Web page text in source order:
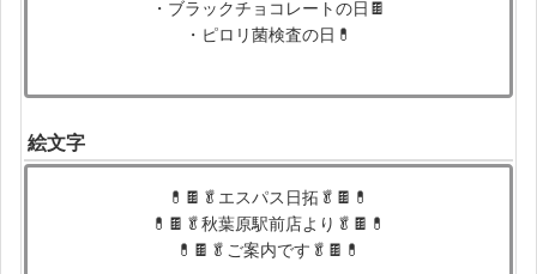
・ブラックチョコレートの日🍫
・ピロリ菌検査の日💊
絵文字
💊🍫🥬エスパス日拓🥬🍫💊
💊🍫🥬秋葉原駅前店より🥬🍫💊
💊🍫🥬ご案内です🥬🍫💊